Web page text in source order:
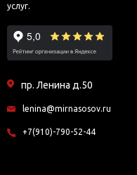
услуг.
пр. Ленина д.50
lenina@mirnasosov.ru
+7(910)-790-52-44